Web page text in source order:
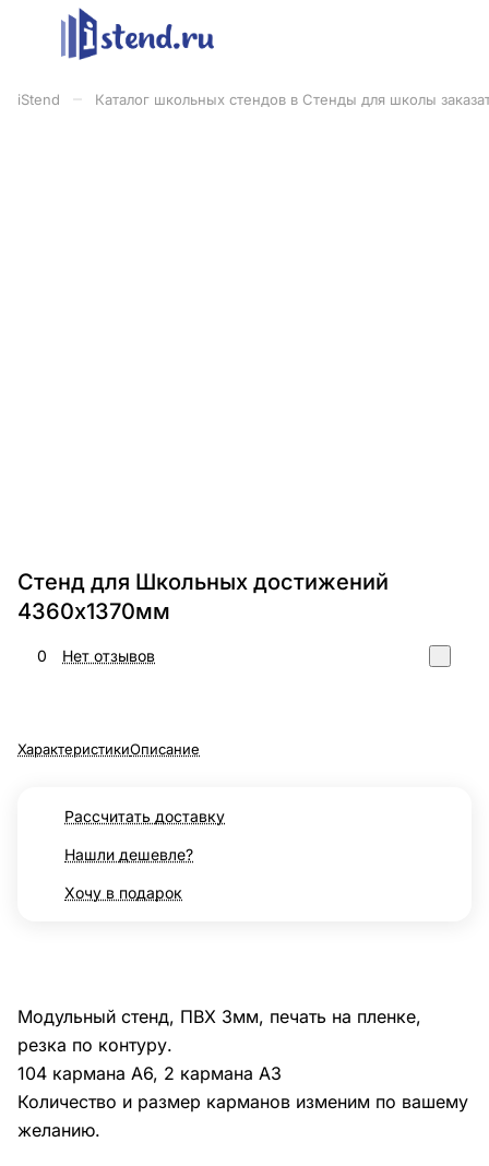
iStend Каталог школьных стендов в Стенды для школы
Стенд для Школьных достижений
4360х1370мм
0 Нет отзывов
ХарактеристикиОписание
Рассчитать доставку
Нашли дешевле?
Хочу в подарок
Модульный стенд, ПВХ 3мм, печать на пленке,
резка по контуру.
104 кармана А6, 2 кармана А3
Количество и размер карманов изменим по вашему
желанию.